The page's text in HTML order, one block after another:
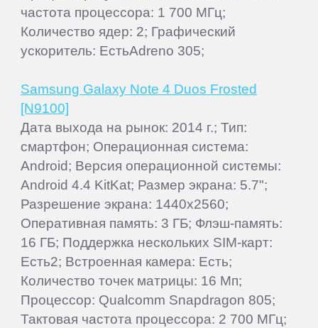
частота процессора: 1 700 МГц;
Количество ядер: 2; Графический
ускоритель: ЕстьAdreno 305;
Samsung Galaxy Note 4 Duos Frosted
[N9100]
Дата выхода на рынок: 2014 г.; Тип:
смартфон; Операционная система:
Android; Версия операционной системы:
Android 4.4 KitKat; Размер экрана: 5.7";
Разрешение экрана: 1440x2560;
Оперативная память: 3 ГБ; Флэш-память:
16 ГБ; Поддержка нескольких SIM-карт:
Есть2; Встроенная камера: Есть;
Количество точек матрицы: 16 Мп;
Процессор: Qualcomm Snapdragon 805;
Тактовая частота процессора: 2 700 МГц;